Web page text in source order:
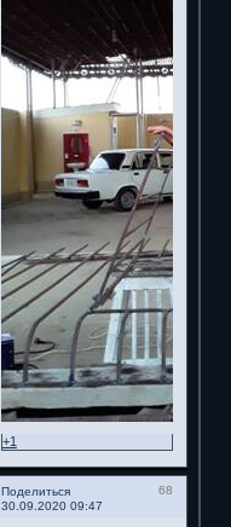
+1
Поделиться
68
30.09.2020 09:47